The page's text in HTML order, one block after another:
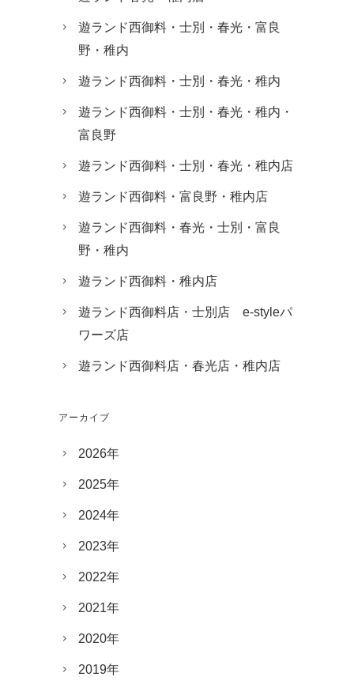
遊ランド西御料・士別・春光・富良
野・稚内
遊ランド西御料・士別・春光・稚内
遊ランド西御料・士別・春光・稚内・
富良野
遊ランド西御料・士別・春光・稚内店
遊ランド西御料・富良野・稚内店
遊ランド西御料・春光・士別・富良
野・稚内
遊ランド西御料・稚内店
遊ランド西御料店・士別店 e-styleパ
ワーズ店
遊ランド西御料店・春光店・稚内店
アーカイブ
2026年
2025年
2024年
2023年
2022年
2021年
2020年
2019年